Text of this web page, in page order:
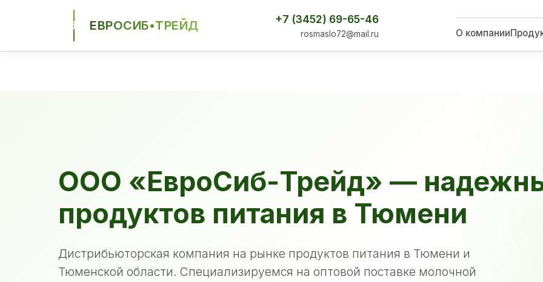
ЕСТ ЕВРОСИБ•ТРЕЙД +7 (3452) 69-65-46
rosmaslo72@mail.ru О компании
ООО «ЕвроСиб-Трейд» —
продуктов питания в Тюмени
Дистрибьюторская компания на рынке продуктов питания в Тюмени и
Тюменской области. Специализируемся на оптовой поставке молочной